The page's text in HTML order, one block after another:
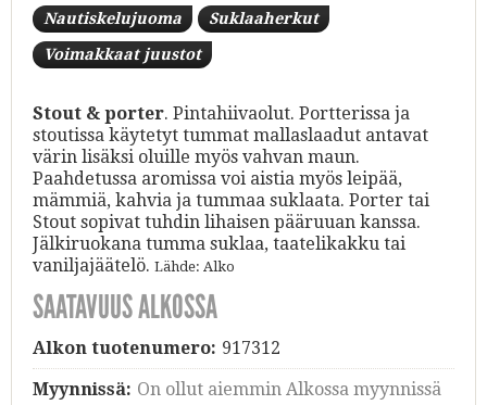
Nautiskelujuoma Suklaaherkut
Voimakkaat juustot
Stout & porter. Pintahiivaolut. Portterissa ja
stoutissa käytetyt tummat mallaslaadut antavat
värin lisäksi oluille myös vahvan maun.
Paahdetussa aromissa voi aistia myös leipää,
mämmiä, kahvia ja tummaa suklaata. Porter tai
Stout sopivat tuhdin lihaisen pääruuan kanssa.
Jälkiruokana tumma suklaa, taatelikakku tai
vaniljajäätelö. Lähde: Alko
SAATAVUUS ALKOSSA
Alkon tuotenumero: 917312
Myynnissä: On ollut aiemmin Alkossa myynnissä